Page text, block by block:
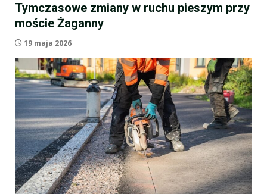
Tymczasowe zmiany w ruchu pieszym przy
moście Żaganny
19 maja 2026